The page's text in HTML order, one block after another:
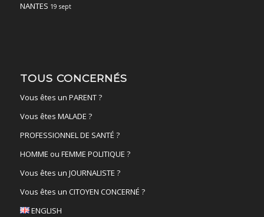
NANTES 19 sept
TOUS CONCERNÉS
Vous êtes un PARENT ?
Vous êtes MALADE ?
PROFESSIONNEL DE SANTÉ ?
HOMME ou FEMME POLITIQUE ?
Vous êtes un JOURNALISTE ?
Vous êtes un CITOYEN CONCERNÉ ?
ENGLISH